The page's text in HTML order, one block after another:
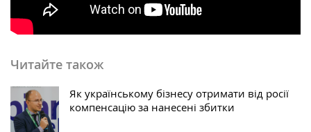
Читайте також
Як українському бізнесу отримати від росії
компенсацію за нанесені збитки